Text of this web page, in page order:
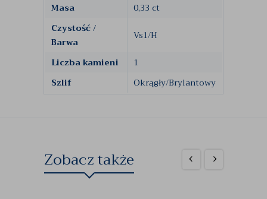
Masa
0,33 ct
Czystość /
Barwa
Vs1/H
Liczba kamieni
1
Szlif
Okrągły/Brylantowy
Zobacz także